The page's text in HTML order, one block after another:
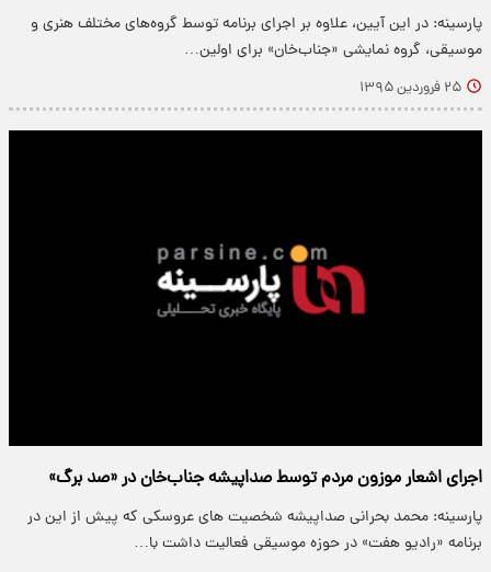
پارسینه: در این آیین، علاوه بر اجرای برنامه توسط گروه‌های مختلف هنری و
موسیقی، گروه نمایشی «جناب‌خان» برای اولین…
۲۵ فروردین ۱۳۹۵
اجرای اشعار موزون مردم توسط صداپیشه جناب‌خان در «صد برگ»
پارسینه: محمد بحرانی صداپیشه شخصیت های عروسکی که پیش از این در
برنامه «رادیو هفت» در حوزه موسیقی فعالیت داشت با…